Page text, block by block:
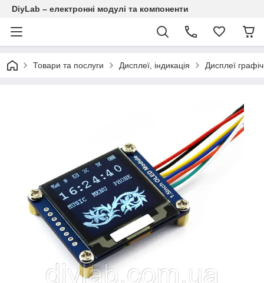
DiyLab – електронні модулі та компоненти
Товари та послуги Дисплеї, індикація Дисплеї